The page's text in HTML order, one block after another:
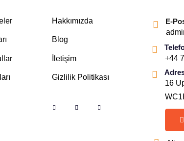
Hakkımızda
Blog
İletişim
Gizlilik Politikası
E-
+44
16